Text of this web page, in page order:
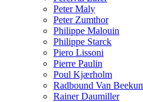
Peter Maly
Peter Zumthor
Philippe Malouin
Philippe Starck
Piero Lissoni
Pierre Paulin
Poul Kjærholm
Radbound Van
Rainer Daumiller